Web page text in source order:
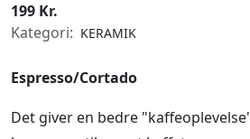
199 Kr.
Kategori: KERAMIK
Espresso/Cortado
Det giver en bedre